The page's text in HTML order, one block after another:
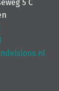
5 C